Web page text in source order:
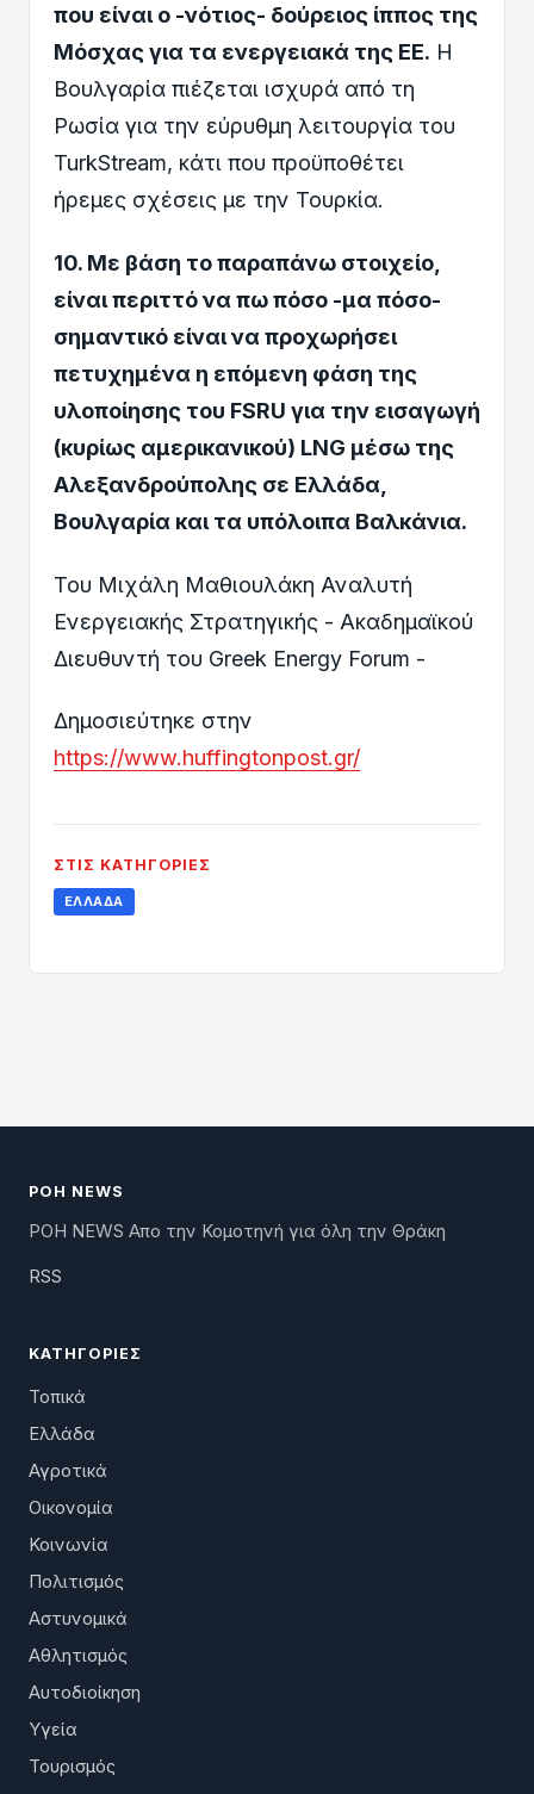
που είναι ο -νότιος- δούρειος ίππος της
Μόσχας για τα ενεργειακά της ΕΕ. Η
Βουλγαρία πιέζεται ισχυρά από τη
Ρωσία για την εύρυθμη λειτουργία του
TurkStream, κάτι που προϋποθέτει
ήρεμες σχέσεις με την Τουρκία.
10. Με βάση το παραπάνω στοιχείο,
είναι περιττό να πω πόσο -μα πόσο-
σημαντικό είναι να προχωρήσει
πετυχημένα η επόμενη φάση της
υλοποίησης του FSRU για την εισαγωγή
(κυρίως αμερικανικού) LNG μέσω της
Αλεξανδρούπολης σε Ελλάδα,
Βουλγαρία και τα υπόλοιπα Βαλκάνια.
Του Μιχάλη Μαθιουλάκη Αναλυτή
Ενεργειακής Στρατηγικής - Ακαδημαϊκού
Διευθυντή του Greek Energy Forum -
Δημοσιεύτηκε στην
https://www.huffingtonpost.gr/
ΣΤΙΣ ΚΑΤΗΓΟΡΊΕΣ
ΕΛΛΆΔΑ
ΡΟΗ NEWS
ΡΟΗ NEWS Απο την Κομοτηνή για όλη την Θράκη
RSS
ΚΑΤΗΓΟΡΊΕΣ
Τοπικά
Ελλάδα
Αγροτικά
Οικονομία
Κοινωνία
Πολιτισμός
Αστυνομικά
Αθλητισμός
Αυτοδιοίκηση
Υγεία
Τουρισμός